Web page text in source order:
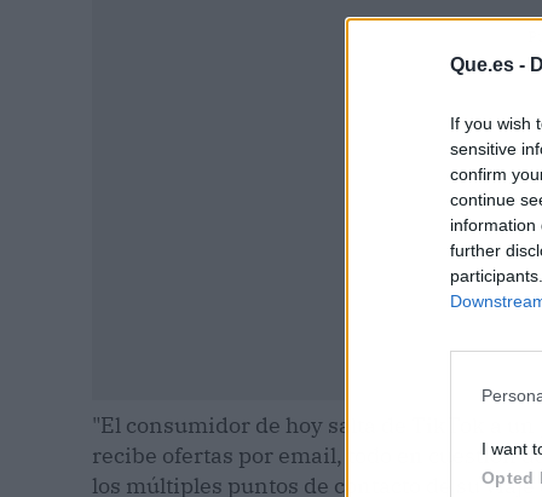
Que.es -
If you wish
sensitive
confirm
continue
information
further
I want
Opted
"El consumidor de hoy salta de TikTok a un
recibe ofertas por email, todo en cuestión
los múltiples puntos de contacto de su